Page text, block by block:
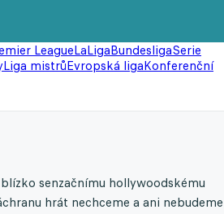
LeagueLaLigaBundesligaSerie
Liga mistrůEvropská ligaKonferenční
senzačnímu hollywoodskému
hrát nechceme a ani nebudeme